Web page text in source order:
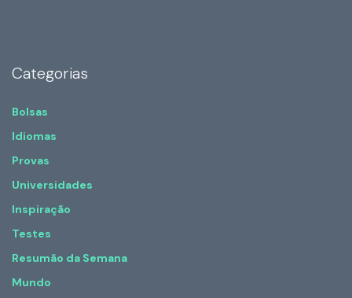
Categorias
Bolsas
Idiomas
Provas
Universidades
Inspiração
Testes
Resumão da Semana
Mundo